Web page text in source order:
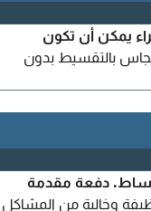
يمكن أن تكون
بالتقسيط بدون
دفعة مقدمة
نظيفة وخالية من المشاكل